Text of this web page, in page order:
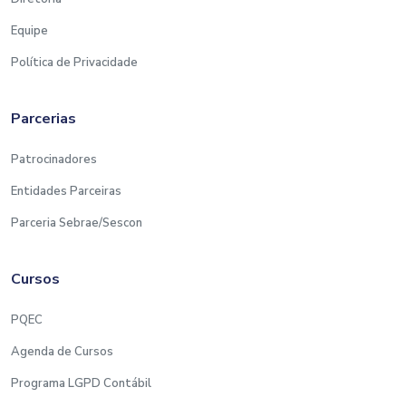
Equipe
Política de Privacidade
Parcerias
Patrocinadores
Entidades Parceiras
Parceria Sebrae/Sescon
Cursos
PQEC
Agenda de Cursos
Programa LGPD Contábil